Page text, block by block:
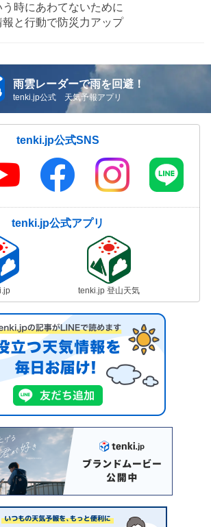
う時にあわてないために
報と行動で防災力アップ
雨雲レーダーで雨を回避！
tenki.jp公式 天気予報アプリ
tenki.jp公式SNS
tenki.jp公式アプリ
tenki.jp 登山天気